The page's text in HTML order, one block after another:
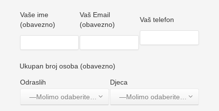
Vaše ime
(obavezno)
Vaš Email
(obavezno)
Vaš telefon
Ukupan broj osoba (obavezno)
Odraslih
Djeca